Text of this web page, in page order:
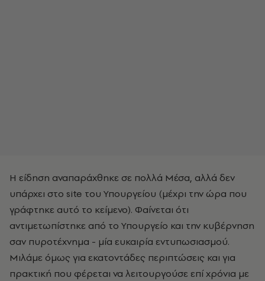
Η είδηση αναπαράχθηκε σε πολλά Μέσα, αλλά δεν
υπάρχει στο site του Υπουργείου (μέχρι την ώρα που
γράφτηκε αυτό το κείμενο). Φαίνεται ότι
αντιμετωπίστηκε από το Υπουργείο και την κυβέρνηση
σαν πυροτέχνημα - μία ευκαιρία εντυπωσιασμού.
Μιλάμε όμως για εκατοντάδες περιπτώσεις και για
πρακτική που φέρεται να λειτουργούσε επί χρόνια με